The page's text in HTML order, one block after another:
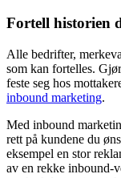
Fortell historien
Alle bedrifter,
som kan fortelles.
feste seg hos
inbound marketing.
Med inbound
rett på kundene du
eksempel en stor
av en rekke inbound-